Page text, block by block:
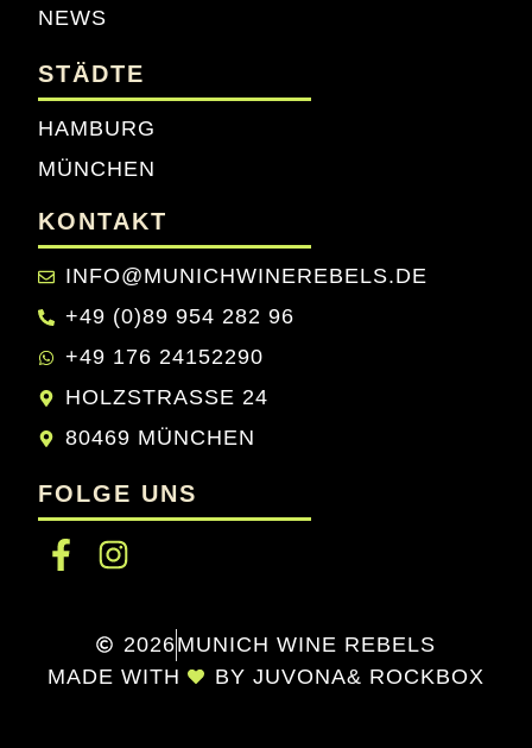
NEWS
STÄDTE
HAMBURG
MÜNCHEN
KONTAKT
INFO@MUNICHWINEREBELS.DE
+49 (0)89 954 282 96
+49 176 24152290
HOLZSTRASSE 24
80469 MÜNCHEN
FOLGE UNS
2026MUNICH WINE REBELS
MADE WITH
BY JUVONA& ROCKBOX